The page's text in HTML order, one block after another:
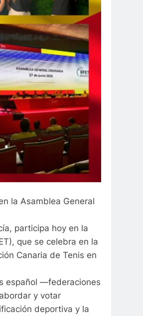
la Asamblea General
participa hoy en la
que se celebra en la
Canaria de Tenis en
español —federaciones
y votar
deportiva y la